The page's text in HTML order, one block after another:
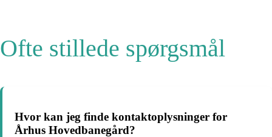
Ofte stillede spørgsmål
Hvor kan jeg finde kontaktoplysninger for
Århus Hovedbanegård?